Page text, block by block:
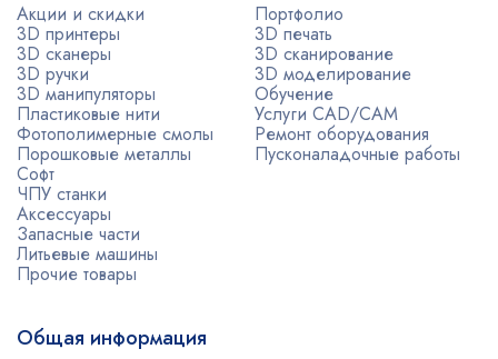
Акции и скидки
3D принтеры
3D сканеры
3D ручки
3D манипуляторы
Пластиковые нити
Фотополимерные смолы
Порошковые металлы
Софт
ЧПУ станки
Аксессуары
Запасные части
Литьевые машины
Прочие товары
Портфолио
3D печать
3D сканирование
3D моделирование
Обучение
Услуги CAD/CAM
Ремонт оборудования
Пусконаладочные работы
Общая информация